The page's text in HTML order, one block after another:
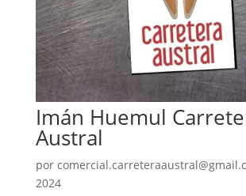
Imán Huemul
Austral
por
2024